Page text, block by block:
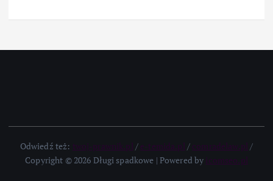
Odwiedź też: / /
/
Copyright © 2026 Długi spadkowe | Powered by